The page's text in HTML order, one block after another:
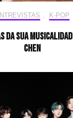
, K-POP
da sua
CHEN